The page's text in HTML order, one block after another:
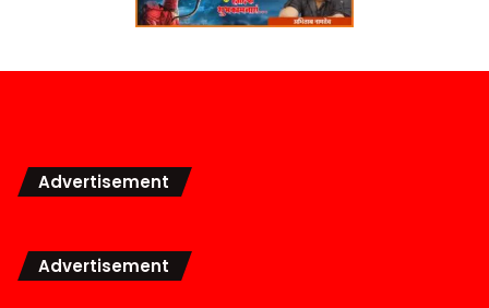
Advertisement
Advertisement